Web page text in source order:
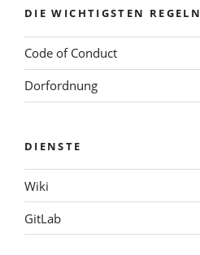
DIE WICHTIGSTEN REGELN
Code of Conduct
Dorfordnung
DIENSTE
Wiki
GitLab